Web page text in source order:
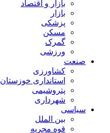
بازار و اقتصاد
بازار
پزشکی
مسکن
گمرک
ورزشی
صنعت
کشاورزی
استانداری خوزستان
پتروشیمی
شهرداری
سیاسی
بین الملل
قوه مجریه